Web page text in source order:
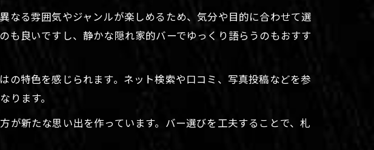
る雰囲気やジャンルが楽しめるため、気分や目的に合わせて選
良いですし、静かな隠れ家的バーでゆっくり語らうのもおすす
特色を感じられます。ネット検索や口コミ、写真投稿などを参
ります。
が新たな思い出を作っています。バー選びを工夫することで、札